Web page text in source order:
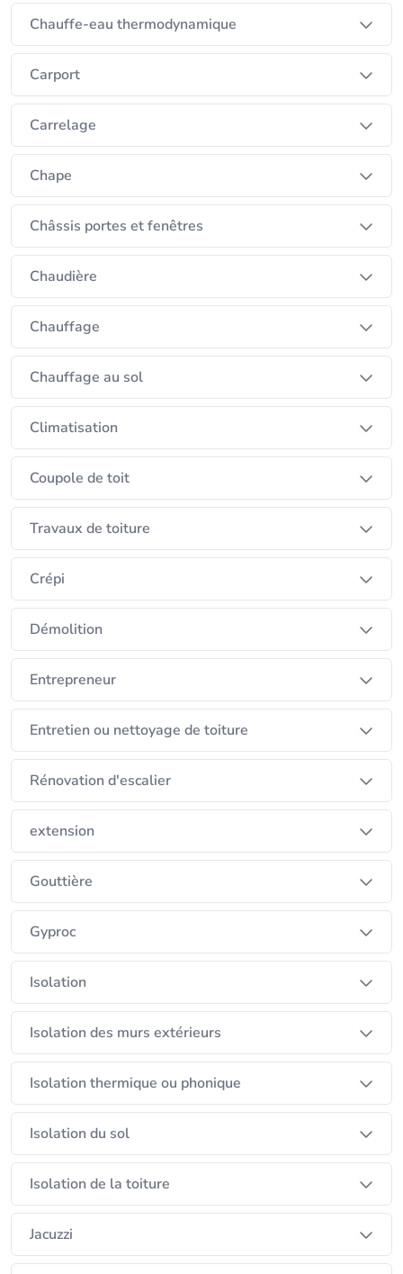
Nous sommes à votre disposition pour répondre à
vos demandes dans ces domaines et tous ceux liés
Chauffe-eau thermodynamique
Carport
Carrelage
Chape
Châssis portes et fenêtres
Chaudière
Chauffage
Chauffage au sol
Climatisation
Coupole de toit
Travaux de toiture
Crépi
Démolition
Entrepreneur
Entretien ou nettoyage de toiture
Rénovation d'escalier
extension
Gouttière
Gyproc
Isolation
Isolation des murs extérieurs
Isolation thermique ou phonique
Isolation du sol
Isolation de la toiture
Jacuzzi